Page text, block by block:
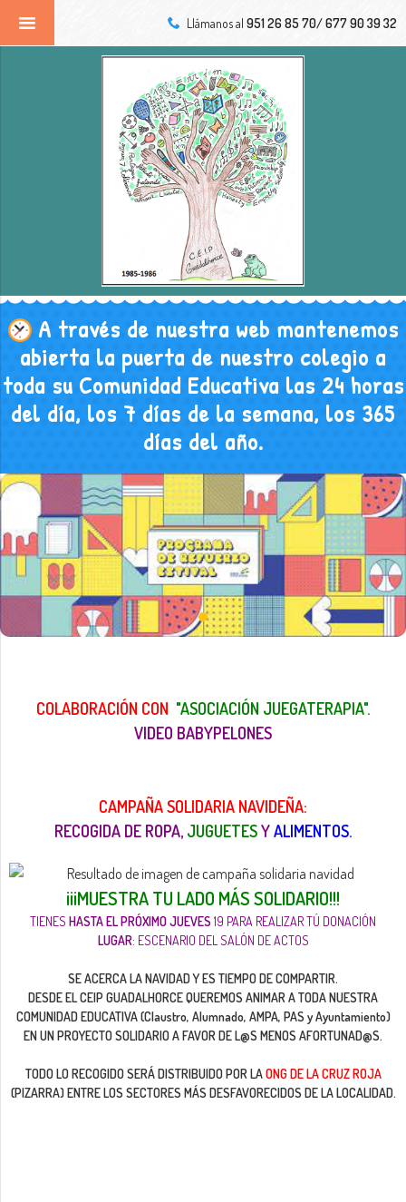
Llámanos al 951 26 85 70/ 677 90 39 32
A través de nuestra web mantenemos
abierta la puerta de nuestro colegio a
toda su Comunidad Educativa las 24 horas
del día, los 7 días de la semana, los 365
días del año.
COLABORACIÓN CON "ASOCIACIÓN JUEGATERAPIA".
VIDEO BABYPELONES
CAMPAÑA SOLIDARIA NAVIDEÑA:
RECOGIDA DE ROPA, JUGUETESYALIMENTOS.
¡¡¡MUESTRA TU LADO MÁS SOLIDARIO!!!
TIENES HASTA EL PRÓXIMO JUEVES19 PARA REALIZAR TÚ DONACIÓN
LUGAR: ESCENARIO DEL SALÓN DE ACTOS
SE ACERCA LA NAVIDAD Y ES TIEMPO DE COMPARTIR.
DESDE EL CEIP GUADALHORCE QUEREMOS ANIMAR A TODA NUESTRA
COMUNIDAD EDUCATIVA (Claustro, Alumnado, AMPA, PAS y Ayuntamiento)
EN UN PROYECTO SOLIDARIO A FAVOR DE L@S MENOS AFORTUNAD@S.
TODO LO RECOGIDO SERÁ DISTRIBUIDO POR LAONG DE LA CRUZ ROJA
(PIZARRA) ENTRE LOS SECTORES MÁS DESFAVORECIDOS DE LA LOCALIDAD.